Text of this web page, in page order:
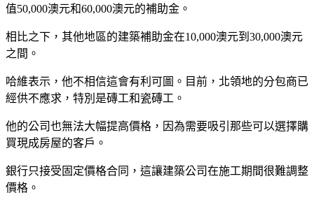
值50,000澳元和60,000澳元的補助金。
相比之下，其他地區的建築補助金在10,000澳元到30,000澳元
之間。
哈維表示，他不相信這會有利可圖。目前，北領地的分包商已
經供不應求，特別是磚工和瓷磚工。
他的公司也無法大幅提高價格，因為需要吸引那些可以選擇購
買現成房屋的客戶。
銀行只接受固定價格合同，這讓建築公司在施工期間很難調整
價格。